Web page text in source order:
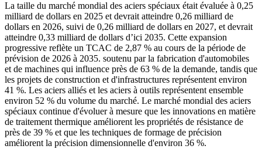
La taille du marché mondial des aciers spéciaux était évaluée à 0,25
milliard de dollars en 2025 et devrait atteindre 0,26 milliard de
dollars en 2026, suivi de 0,26 milliard de dollars en 2027, et devrait
atteindre 0,33 milliard de dollars d’ici 2035. Cette expansion
progressive reflète un TCAC de 2,87 % au cours de la période de
prévision de 2026 à 2035. soutenu par la fabrication d'automobiles
et de machines qui influence près de 63 % de la demande, tandis que
les projets de construction et d'infrastructures représentent environ
41 %. Les aciers alliés et les aciers à outils représentent ensemble
environ 52 % du volume du marché. Le marché mondial des aciers
spéciaux continue d'évoluer à mesure que les innovations en matière
de traitement thermique améliorent les propriétés de résistance de
près de 39 % et que les techniques de formage de précision
améliorent la précision dimensionnelle d'environ 36 %.